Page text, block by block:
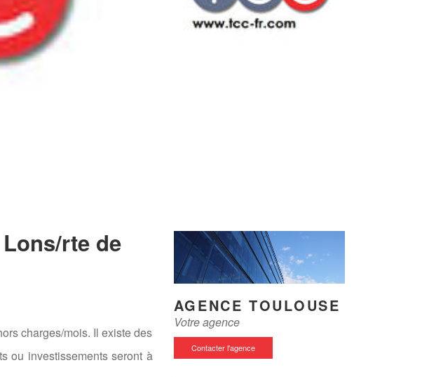
rte de
charges/mois. Il existe des
ou investissements seront à
AGENCE TOULOUSE
Votre agence
Contacter l'agence